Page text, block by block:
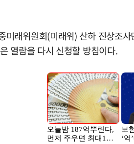
래위원회(미래위) 산하 진상조
열람을 다시 신청할 방침이다.